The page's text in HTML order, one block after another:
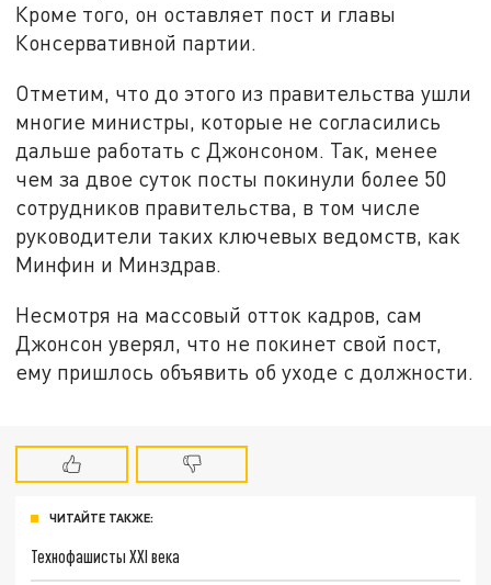
Кроме того, он оставляет пост и главы
Консервативной партии.
Отметим, что до этого из правительства ушли
многие министры, которые не согласились
дальше работать с Джонсоном. Так, менее
чем за двое суток посты покинули более 50
сотрудников правительства, в том числе
руководители таких ключевых ведомств, как
Минфин и Минздрав.
Несмотря на массовый отток кадров, сам
Джонсон уверял, что не покинет свой пост,
ему пришлось объявить об уходе с должности.
ЧИТАЙТЕ ТАКЖЕ:
Технофашисты XXI века